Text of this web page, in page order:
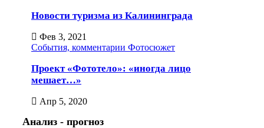
Новости туризма из Калининграда
Фев 3, 2021
События, комментарии Фотосюжет
Проект «Фототело»: «иногда лицо
мешает…»
Апр 5, 2020
Анализ - прогноз